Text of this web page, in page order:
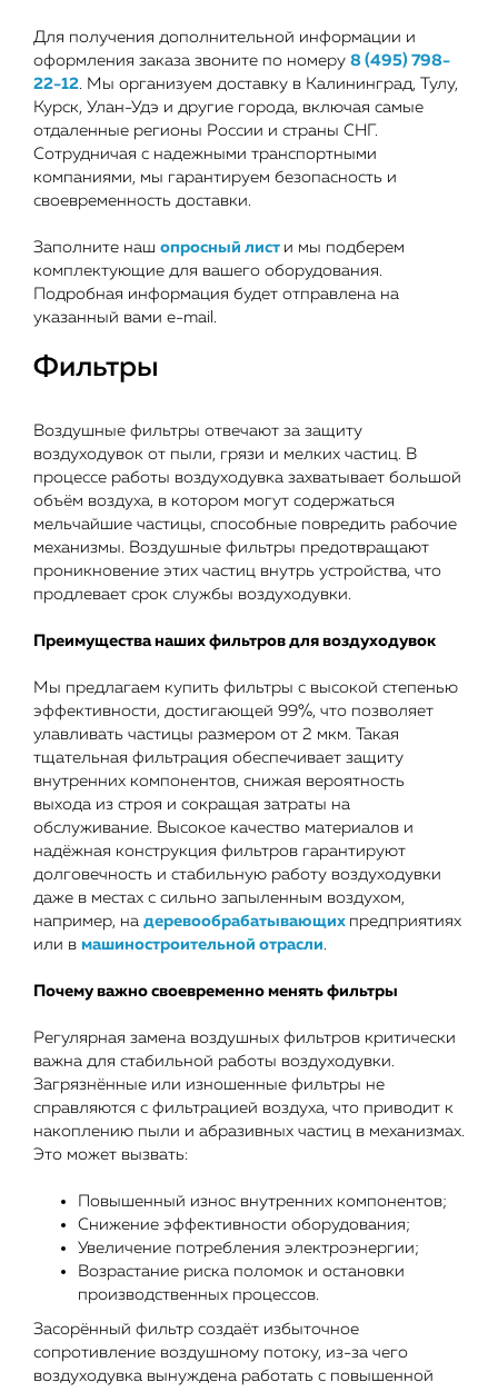
Для получения дополнительной информации и
оформления заказа звоните по номеру 8 (495) 798-
22-12. Мы организуем доставку в Калининград, Тулу,
Курск, Улан-Удэ и другие города, включая самые
отдаленные регионы России и страны СНГ.
Сотрудничая с надежными транспортными
компаниями, мы гарантируем безопасность и
своевременность доставки.
Заполните наш опросный лист и мы подберем
комплектующие для вашего оборудования.
Подробная информация будет отправлена на
указанный вами e-mail.
Фильтры
Воздушные фильтры отвечают за защиту
воздуходувок от пыли, грязи и мелких частиц. В
процессе работы воздуходувка захватывает большой
объём воздуха, в котором могут содержаться
мельчайшие частицы, способные повредить рабочие
механизмы. Воздушные фильтры предотвращают
проникновение этих частиц внутрь устройства, что
продлевает срок службы воздуходувки.
Преимущества наших фильтров для воздуходувок
Мы предлагаем купить фильтры с высокой степенью
эффективности, достигающей 99%, что позволяет
улавливать частицы размером от 2 мкм. Такая
тщательная фильтрация обеспечивает защиту
внутренних компонентов, снижая вероятность
выхода из строя и сокращая затраты на
обслуживание. Высокое качество материалов и
надёжная конструкция фильтров гарантируют
долговечность и стабильную работу воздуходувки
даже в местах с сильно запыленным воздухом,
например, на деревообрабатывающих предприятиях
или в машиностроительной отрасли
Почему важно своевременно менять фильтры
Регулярная замена воздушных фильтров критически
важна для стабильной работы воздуходувки.
Загрязнённые или изношенные фильтры не
справляются с фильтрацией воздуха, что приводит к
накоплению пыли и абразивных частиц в механизмах.
Это может вызвать:
Повышенный износ внутренних компонентов;
Снижение эффективности оборудования;
Увеличение потребления электроэнергии;
Возрастание риска поломок и остановки
производственных процессов.
Засорённый фильтр создаёт избыточное
сопротивление воздушному потоку, из-за чего
воздуходувка вынуждена работать с повышенной